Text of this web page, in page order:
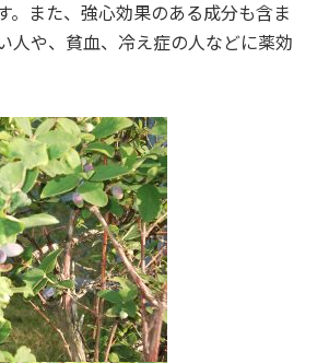
。また、強心効果のある成分も含ま
人や、貧血、冷え症の人などに薬効